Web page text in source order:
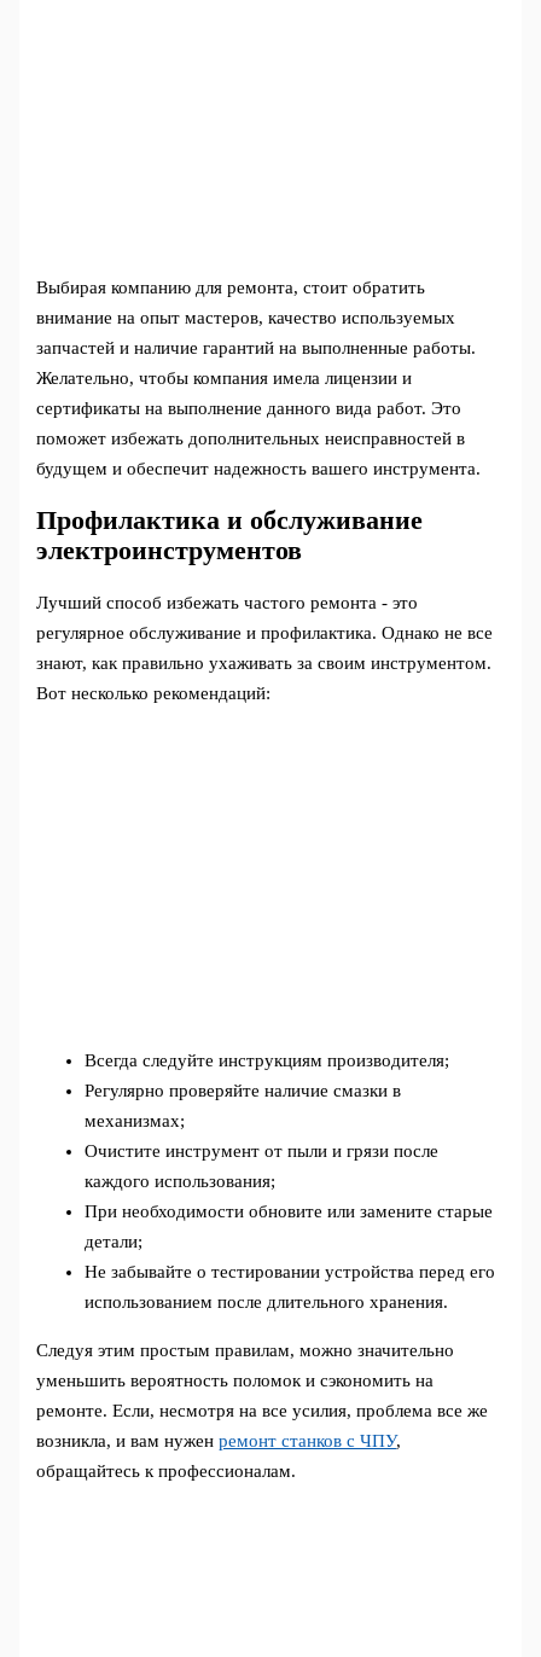
Выбирая компанию для ремонта, стоит обратить
внимание на опыт мастеров, качество используемых
запчастей и наличие гарантий на выполненные работы.
Желательно, чтобы компания имела лицензии и
сертификаты на выполнение данного вида работ. Это
поможет избежать дополнительных неисправностей в
будущем и обеспечит надежность вашего инструмента.
Профилактика и обслуживание
электроинструментов
Лучший способ избежать частого ремонта - это
регулярное обслуживание и профилактика. Однако не все
знают, как правильно ухаживать за своим инструментом.
Вот несколько рекомендаций:
Всегда следуйте инструкциям производителя;
Регулярно проверяйте наличие смазки в
механизмах;
Очистите инструмент от пыли и грязи после
каждого использования;
При необходимости обновите или замените старые
детали;
Не забывайте о тестировании устройства перед его
использованием после длительного хранения.
Следуя этим простым правилам, можно значительно
уменьшить вероятность поломок и сэкономить на
ремонте. Если, несмотря на все усилия, проблема все же
возникла, и вам нуженремонт станков с ЧПУ,
обращайтесь к профессионалам.